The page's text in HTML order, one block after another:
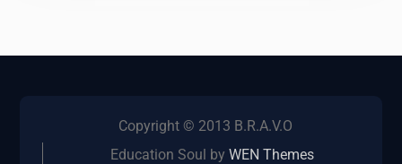
Copyright © 2013 B.R.A.V.O
Education Soul byWEN Themes